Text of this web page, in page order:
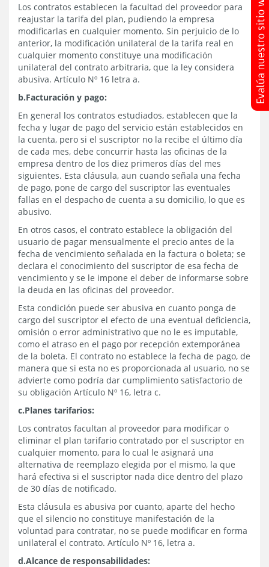
Los contratos establecen la facultad del proveedor para
reajustar la tarifa del plan, pudiendo la empresa
modificarlas en cualquier momento. Sin perjuicio de lo
anterior, la modificación unilateral de la tarifa real en
cualquier momento constituye una modificación
unilateral del contrato arbitraria, que la ley considera
abusiva. Artículo Nº 16 letra a.
b.Facturación y pago:
En general los contratos estudiados, establecen que la
fecha y lugar de pago del servicio están establecidos en
la cuenta, pero si el suscriptor no la recibe el último día
de cada mes, debe concurrir hasta las oficinas de la
empresa dentro de los diez primeros días del mes
siguientes. Esta cláusula, aun cuando señala una fecha
de pago, pone de cargo del suscriptor las eventuales
fallas en el despacho de cuenta a su domicilio, lo que es
abusivo.
En otros casos, el contrato establece la obligación del
usuario de pagar mensualmente el precio antes de la
fecha de vencimiento señalada en la factura o boleta; se
declara el conocimiento del suscriptor de esa fecha de
vencimiento y se le impone el deber de informarse sobre
la deuda en las oficinas del proveedor.
Esta condición puede ser abusiva en cuanto ponga de
cargo del suscriptor el efecto de una eventual deficiencia,
omisión o error administrativo que no le es imputable,
como el atraso en el pago por recepción extemporánea
de la boleta. El contrato no establece la fecha de pago, de
manera que si esta no es proporcionada al usuario, no se
advierte como podría dar cumplimiento satisfactorio de
su obligación Artículo Nº 16, letra c.
c.Planes tarifarios:
Los contratos facultan al proveedor para modificar o
eliminar el plan tarifario contratado por el suscriptor en
cualquier momento, para lo cual le asignará una
alternativa de reemplazo elegida por el mismo, la que
hará efectiva si el suscriptor nada dice dentro del plazo
de 30 días de notificado.
Esta cláusula es abusiva por cuanto, aparte del hecho
que el silencio no constituye manifestación de la
voluntad para contratar, no se puede modificar en forma
unilateral el contrato. Artículo Nº 16, letra a.
d.Alcance de responsabilidades: